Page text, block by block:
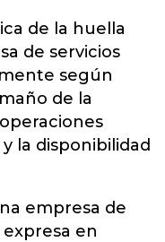
de la huella
de servicios
según
de la
la disponibilidad
empresa de
en